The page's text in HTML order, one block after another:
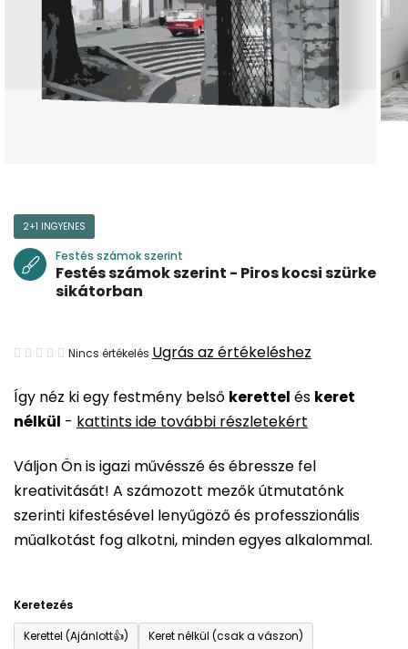
Így néz ki egy festmény belső kerettel és keret
nélkül - kattints ide további részletekért
Váljon Ön is igazi művésszé és ébressze fel
kreativitását! A számozott mezők útmutatónk
szerinti kifestésével lenyűgöző és professzionális
műalkotást fog alkotni, minden egyes alkalommal.
Keretezés
Kerettel (Ajánlott👍)
Keret nélkül (csak a vászon)
2+1 INGYENES
Festés számok szerint
Festés számok szerint - Piros kocsi szürke
sikátorban
A
átlagos
értékelése
ből
0,0
csillag.
Nincs értékelés Ugrás az értékeléshez